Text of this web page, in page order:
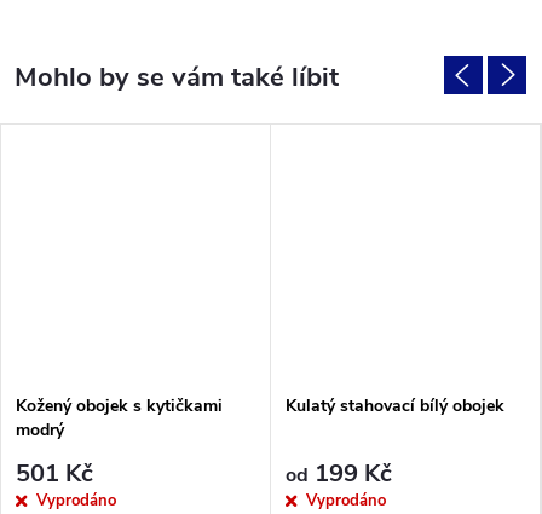
Kožený obojek s kytičkami
modrý
501 Kč
Vyprodáno
Kulatý stahovací bílý obojek
od 199 Kč
Vyprodáno